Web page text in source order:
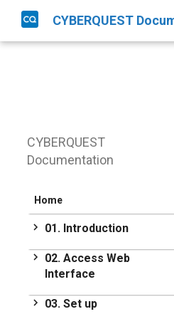
CYBERQUEST
CYBERQUEST
Documentation
Home
01. Introduction
Introduction
Get Started
02. Access Web
Interface
Access Web Interface
03. Set up